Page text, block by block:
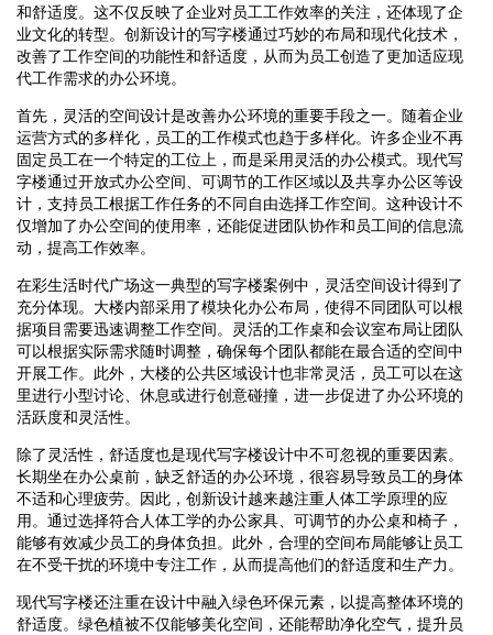
和舒适度。这不仅反映了企业对员工工作效率的关注，还体现了企
业文化的转型。创新设计的写字楼通过巧妙的布局和现代化技术，
改善了工作空间的功能性和舒适度，从而为员工创造了更加适应现
代工作需求的办公环境。
首先，灵活的空间设计是改善办公环境的重要手段之一。随着企业
运营方式的多样化，员工的工作模式也趋于多样化。许多企业不再
固定员工在一个特定的工位上，而是采用灵活的办公模式。现代写
字楼通过开放式办公空间、可调节的工作区域以及共享办公区等设
计，支持员工根据工作任务的不同自由选择工作空间。这种设计不
仅增加了办公空间的使用率，还能促进团队协作和员工间的信息流
动，提高工作效率。
在彩生活时代广场这一典型的写字楼案例中，灵活空间设计得到了
充分体现。大楼内部采用了模块化办公布局，使得不同团队可以根
据项目需要迅速调整工作空间。灵活的工作桌和会议室布局让团队
可以根据实际需求随时调整，确保每个团队都能在最合适的空间中
开展工作。此外，大楼的公共区域设计也非常灵活，员工可以在这
里进行小型讨论、休息或进行创意碰撞，进一步促进了办公环境的
活跃度和灵活性。
除了灵活性，舒适度也是现代写字楼设计中不可忽视的重要因素。
长期坐在办公桌前，缺乏舒适的办公环境，很容易导致员工的身体
不适和心理疲劳。因此，创新设计越来越注重人体工学原理的应
用。通过选择符合人体工学的办公家具、可调节的办公桌和椅子，
能够有效减少员工的身体负担。此外，合理的空间布局能够让员工
在不受干扰的环境中专注工作，从而提高他们的舒适度和生产力。
现代写字楼还注重在设计中融入绿色环保元素，以提高整体环境的
舒适度。绿色植被不仅能够美化空间，还能帮助净化空气，提升员